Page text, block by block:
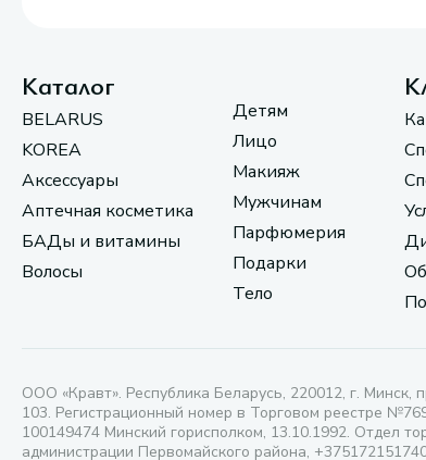
Каталог
BELARUS
KOREA
Аксессуары
Аптечная косметика
БАДы и витамины
Волосы
Детям
Лицо
Макияж
Мужчинам
Парфюмерия
Подарки
Тело
ООО «Кравт». Республика Беларусь, 220012, г. Минск,
103. Регистрационный номер в Торговом реестре
100149474 Минский горисполком, 13.10.1992. Отдел
администрации Первомайского района,